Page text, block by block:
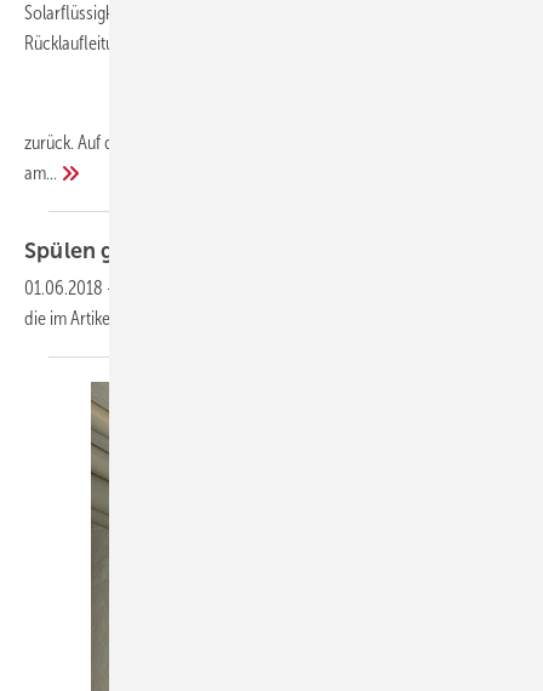
Solarflüssigkeit aus den Kollektoren und den Solar Vor- und
Rücklaufleitungen in die Speichereinheit
zurück. Auf diese Weise werden Frost- und Überhitzungsschäden
am...
Spülen gegen
01.06.2018 -
die im Artikel verlinkte Datei, um auf den Inhalt